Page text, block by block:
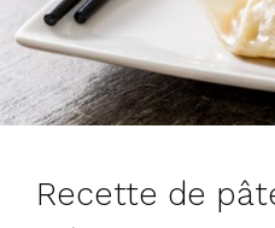
Recette de